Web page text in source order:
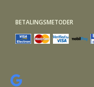
BETALINGSMETODER